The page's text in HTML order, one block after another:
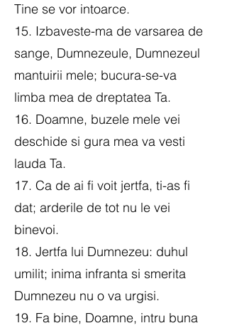
Tine se vor intoarce.
15. Izbaveste-ma de varsarea de
sange, Dumnezeule, Dumnezeul
mantuirii mele; bucura-se-va
limba mea de dreptatea Ta.
16. Doamne, buzele mele vei
deschide si gura mea va vesti
lauda Ta.
17. Ca de ai fi voit jertfa, ti-as fi
dat; arderile de tot nu le vei
binevoi.
18. Jertfa lui Dumnezeu: duhul
umilit; inima infranta si smerita
Dumnezeu nu o va urgisi.
19. Fa bine, Doamne, intru buna